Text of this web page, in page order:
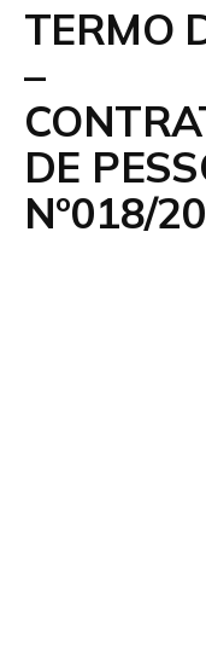
TERMO
–
DE
Nº018/